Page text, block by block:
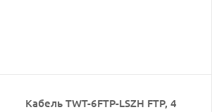
Кабель TWT-6FTP-LSZH FTP, 4